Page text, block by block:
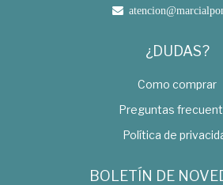
¿DUDAS?
Como comprar
Preguntas
Política de
BOLETÍN DE